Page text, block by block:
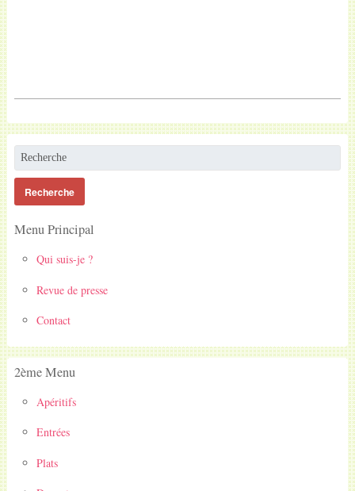
Menu Principal
Qui suis-je ?
Revue de presse
Contact
2ème Menu
Apéritifs
Entrées
Plats